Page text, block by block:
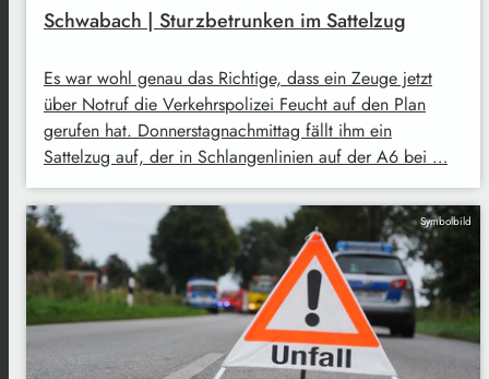
Schwabach | Sturzbetrunken im Sattelzug
Es war wohl genau das Richtige, dass ein Zeuge jetzt
über Notruf die Verkehrspolizei Feucht auf den Plan
gerufen hat. Donnerstagnachmittag fällt ihm ein
Sattelzug auf, der in Schlangenlinien auf der A6 bei …
Symbolbild